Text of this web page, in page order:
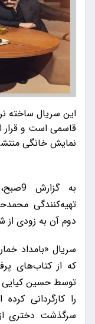
این سریال ساخته
قاسمی است و
نمایش خانگی
به
تهیه‌کنندگی
دوم آن به زودی
سریال «بامداد
که از کتاب‌های
توسط حسین کیایی
را کارگردانی
سرگذشت دختری